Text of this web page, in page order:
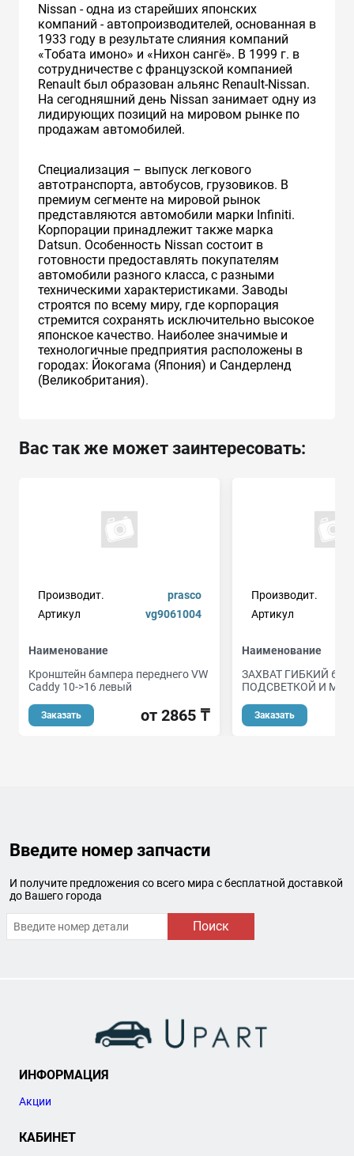
Nissan - одна из старейших японских
компаний - автопроизводителей, основанная в
1933 году в результате слияния компаний
«Тобата имоно» и «Нихон сангё». В 1999 г. в
сотрудничестве с французcкой компанией
Renault был образован альянс Renault-Nissan.
На сегодняшний день Nissan занимает одну из
лидирующих позиций на мировом рынке по
продажам автомобилей.
Специализация – выпуск легкового
автотранспорта, автобусов, грузовиков. В
премиум сегменте на мировой рынок
представляются автомобили марки Infiniti.
Корпорации принадлежит также марка
Datsun. Особенность Nissan состоит в
готовности предоставлять покупателям
автомобили разного класса, с разными
техническими характеристиками. Заводы
строятся по всему миру, где корпорация
стремится сохранять исключительно высокое
японское качество. Наиболее значимые и
технологичные предприятия расположены в
городах: Йокогама (Япония) и Сандерленд
(Великобритания).
Вас так же может заинтересовать:
Производит.
prasco
Артикул
vg9061004
Наименование
Кронштейн бампера переднего VW
Caddy 10->16 левый
Заказать от 2865 ₸
Производит.
Артикул
Наименование
ЗАХВАТ ГИБКИЙ
ПОДСВЕТКОЙ И
Заказать
Введите номер запчасти
И получите предложения со всего мира с бесплатной доставкой
до Вашего города
Поиск
ИНФОРМАЦИЯ
Акции
КАБИНЕТ